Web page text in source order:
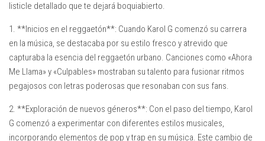
listicle detallado que te dejará boquiabierto.
1. **Inicios en el reggaetón**: Cuando Karol G comenzó su carrera
en la música, se destacaba por su estilo fresco y atrevido que
capturaba la esencia del reggaetón urbano. Canciones como «Ahora
Me Llama» y «Culpables» mostraban su talento para fusionar ritmos
pegajosos con letras poderosas que resonaban con sus fans.
2. **Exploración de nuevos géneros**: Con el paso del tiempo, Karol
G comenzó a experimentar con diferentes estilos musicales,
incorporando elementos de pop y trap en su música. Este cambio de